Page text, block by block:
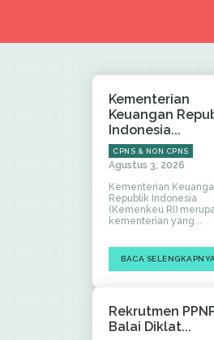
Kementerian
Keuangan
Indonesia...
CPNS & NON CPNS
Agustus 3, 2026
Kementerian
Republik Indonesia
(Kemenkeu RI)
kementerian yang...
BACA SELENGKAPNYA
Rekrutmen
Balai Diklat...